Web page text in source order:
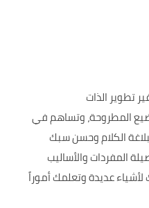
تطوير الذات
المطروحة، وتساهم في
الكلام وحسن سبك
المفردات والأساليب
لأشياء عديدة وتعلمك أموراً